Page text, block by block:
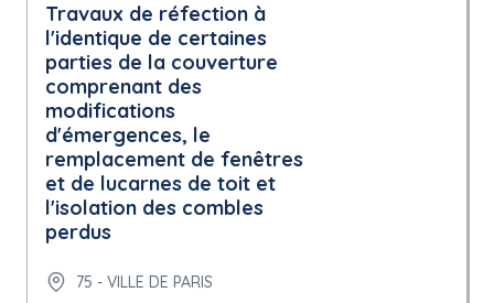
Travaux de réfection à
l'identique de certaines
parties de la couverture
comprenant des
modifications
d'émergences, le
remplacement de fenêtres
et de lucarnes de toit et
l'isolation des combles
perdus
75 - VILLE DE PARIS